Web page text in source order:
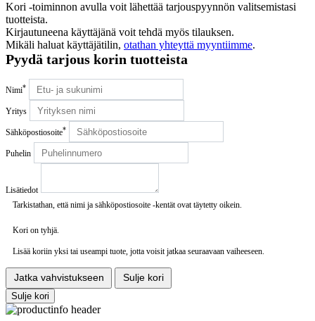
Kori -toiminnon avulla voit lähettää tarjouspyynnön valitsemistasi
tuotteista.
Kirjautuneena käyttäjänä voit tehdä myös tilauksen.
Mikäli haluat käyttäjätilin, otathan yhteyttä myyntiimme.
Pyydä tarjous korin tuotteista
Nimi*
Yritys
Sähköpostiosoite*
Puhelin
Lisätiedot
Tarkistathan, että nimi ja sähköpostiosoite -kentät ovat täytetty oikein.
Kori on tyhjä.
Lisää koriin yksi tai useampi tuote, jotta voisit jatkaa seuraavaan vaiheeseen.
Jatka vahvistukseen
Sulje kori
Sulje kori